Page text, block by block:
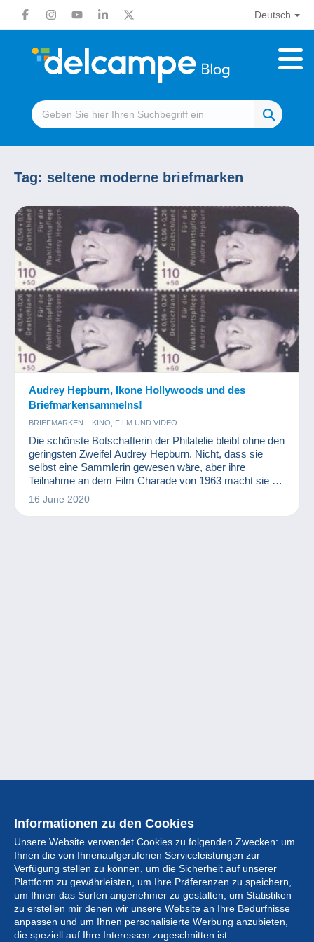
Deutsch
Tag: seltene moderne briefmarken
Audrey Hepburn, Ikone Hollywoods und des
Briefmarkensammelns!
BRIEFMARKEN KINO, FILM UND VIDEO
Die schönste Botschafterin der Philatelie bleibt ohne den
geringsten Zweifel Audrey Hepburn. Nicht, dass sie
selbst eine Sammlerin gewesen wäre, aber ihre
Teilnahme an dem Film Charade von 1963 macht sie zu
einer Legende! Seitdem hat die Philatelie ihr
16 June 2020
Informationen zu den Cookies
Unsere Website verwendet Cookies zu folgenden Zwecken: um
Ihnen die von Ihnenaufgerufenen Serviceleistungen zur
Verfügung stellen zu können, um die Sicherheit auf unserer
Plattform zu gewährleisten, um Ihre Präferenzen zu speichern,
um Ihnen das Surfen angenehmer zu gestalten, um Statistiken
zu erstellen mir denen wir unsere Website an Ihre Bedürfnisse
anpassen und um Ihnen personalisierte Werbung anzubieten,
die speziell auf Ihre Interessen zugeschnitten ist.
Sammlung